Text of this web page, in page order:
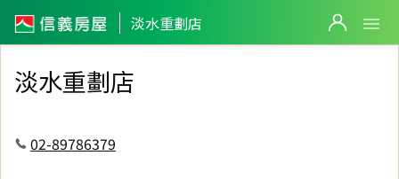
淡水重劃店
信義房屋淡水重劃店
淡水重劃店
02-89786379